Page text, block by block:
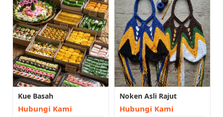
Kue Basah
Hubungi Kami
Noken Asli Rajut
Hubungi Kami